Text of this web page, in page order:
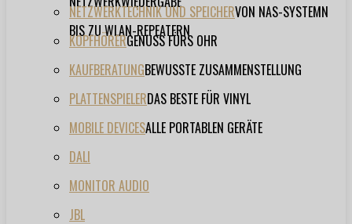
NETZWERKTECHNIK UND SPEICHERVON NAS-SYSTEMN
BIS ZU WLAN-REPEATERN
KOPFHÖRERGENUSS FÜRS OHR
KAUFBERATUNGBEWUSSTE ZUSAMMENSTELLUNG
PLATTENSPIELERDAS BESTE FÜR VINYL
MOBILE DEVICESALLE PORTABLEN GERÄTE
DALI
MONITOR AUDIO
JBL